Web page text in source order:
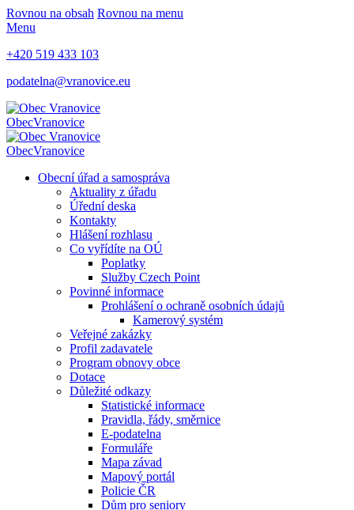
Rovnou na obsah Rovnou na menu
Menu
+420 519 433 103
podatelna@vranovice.eu
ObecVranovice
ObecVranovice
Obecní úřad a samospráva
Aktuality z úřadu
Úřední deska
Kontakty
Hlášení rozhlasu
Co vyřídíte na OÚ
Poplatky
Služby Czech Point
Povinné informace
Prohlášení o ochraně osobních údajů
Kamerový systém
Veřejné zakázky
Profil zadavatele
Program obnovy obce
Dotace
Důležité odkazy
Statistické informace
Pravidla, řády, směrnice
E-podatelna
Formuláře
Mapa závad
Mapový portál
Policie ČR
Dům pro seniory